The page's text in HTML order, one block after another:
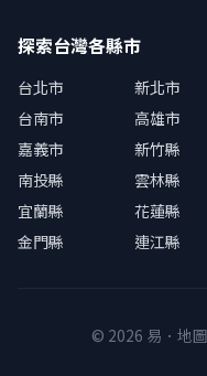
探索台灣各縣市
台北市 新北市
台南市
高雄市
嘉義市
新竹縣
南投縣
雲林縣
宜蘭縣
花蓮縣
金門縣
連江縣
© 2026 易．地